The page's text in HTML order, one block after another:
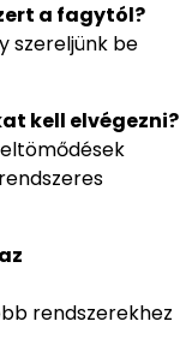
a fagytól?
szereljünk be
kell elvégezni?
rendszerekhez